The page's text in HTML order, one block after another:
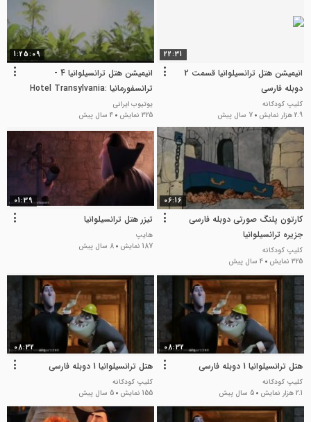
22:31
انیمیشن هتل ترانسیلوانیا قسمت 2
دوبله فارسی
کلیپ کودکانه
2.9 هزار نمایش
7 سال پیش
1:25:09
انیمیشن هتل ترانسیلوانیا 4 -
ترانسفورمانیا Hotel Transylvania:
Transformania 2022 دوبله فارسی
یوتیوب ایرانی
325 نمایش
4 سال پیش
06:16
کارتون پلنگ صورتی دوبله فارسی
جزیره ترانسیلوانیا
کلیپ کودکانه
325 نمایش
4 سال پیش
01:39
تیزر هتل ترانسیلوانیا
هایپ
187 نمایش
8 سال پیش
08:32
هتل ترانسیلوانیا 1 دوبله فارسی
کلیپ کودکانه
2.1 هزار نمایش
5 سال پیش
08:32
هتل ترانسیلوانیا 1 دوبله فارسی
کلیپ کودکانه
155 نمایش
5 سال پیش